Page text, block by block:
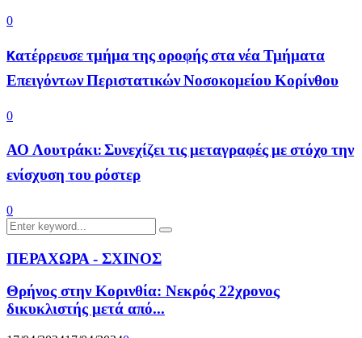
0
Kατέρρευσε τμήμα της οροφής στα νέα Τμήματα
Επειγόντων Περιστατικών Νοσοκομείου Κορίνθου
0
ΑΟ Λουτράκι: Συνεχίζει τις μεταγραφές με στόχο την
ενίσχυση του ρόστερ
0
Search
for:
Search
ΠΕΡΑΧΩΡΑ - ΣΧΙΝΟΣ
Θρήνος στην Κορινθία: Νεκρός 22χρονος
δικυκλιστής μετά από...